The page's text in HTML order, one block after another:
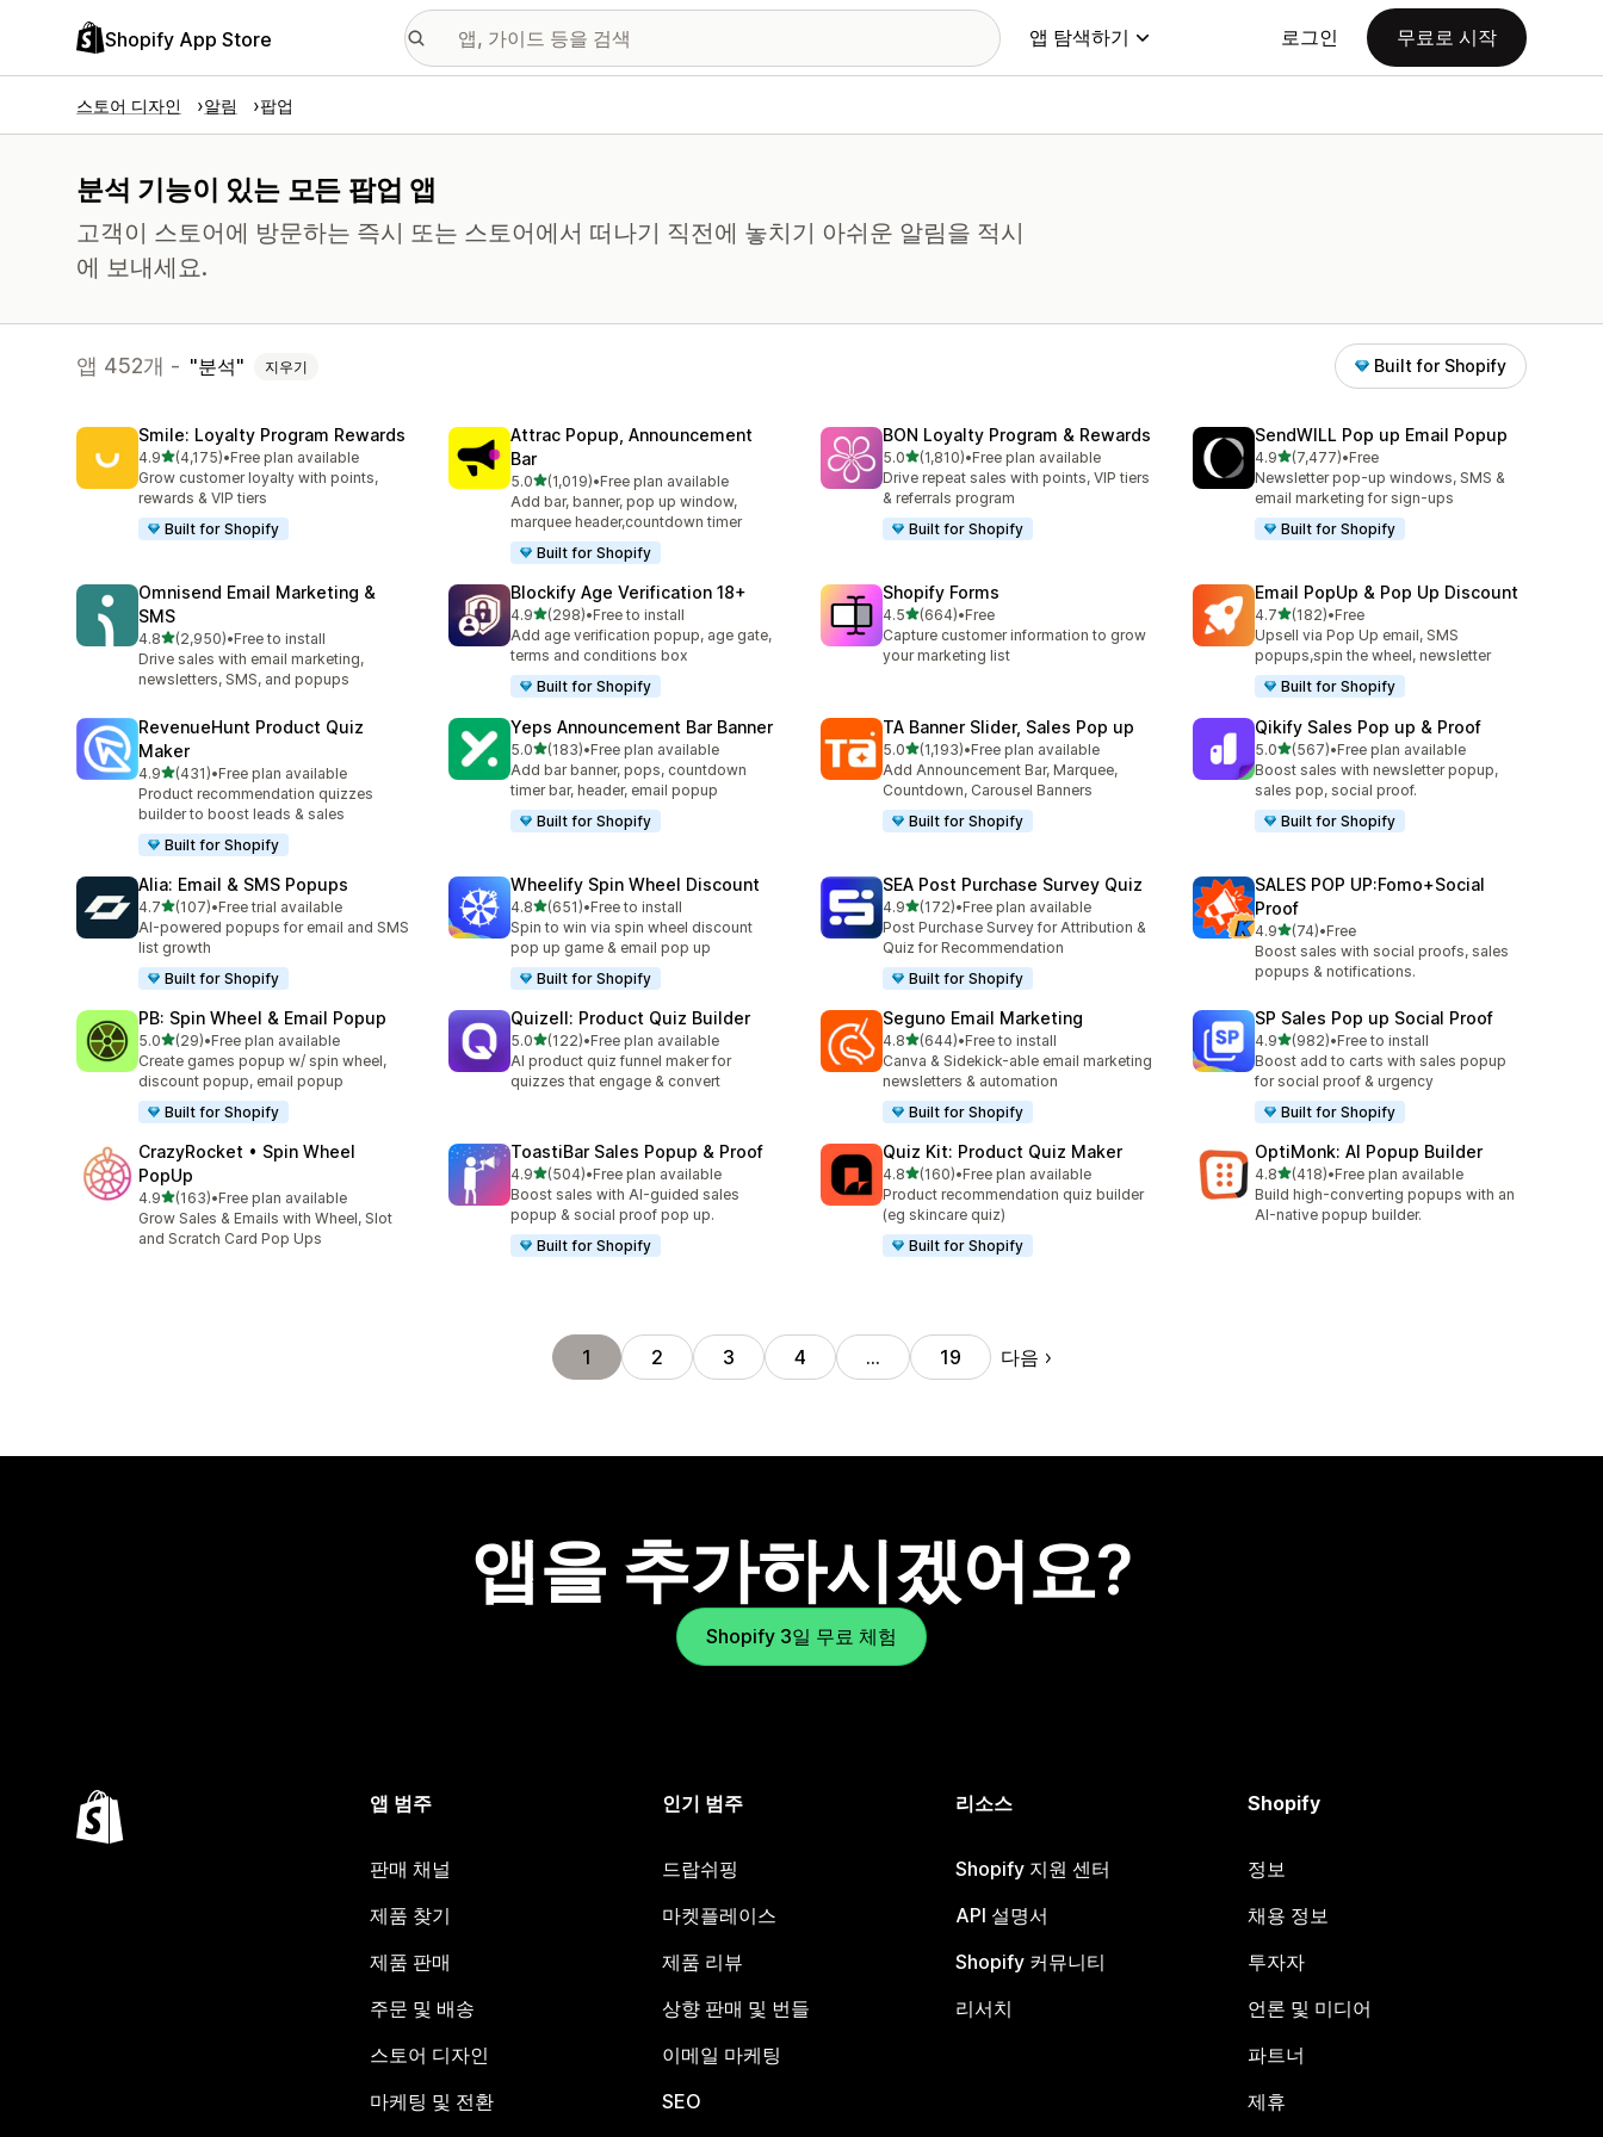
Shopify App Store 앱 탐색하기 로그인 무료로 시작
스토어 디자인 알림 팝업
분석 기능이 있는 모든 팝업 앱
고객이 스토어에 방문하는 즉시 또는 스토어에서 떠나기 직전에 놓치기 아쉬운 알림을 적시
에 보내세요.
앱 452개 - 분석 지우기 Built for Shopify
Smile: Loyalty Program Rewards
4.9별 5개 중
(4,175)
총 리뷰 4175개
•Free plan available
Grow customer loyalty with points,
rewards & VIP tiers
Built for Shopify
Attrac Popup, Announcement
Bar
5.0별 5개 중
(1,019)
총 리뷰 1019개
•Free plan available
Add bar, banner, pop up window,
marquee header,countdown timer
Built for Shopify
BON Loyalty Program & Rewards
5.0별 5개 중
(1,810)
총 리뷰 1810개
•Free plan available
Drive repeat sales with points, VIP tiers
& referrals program
Built for Shopify
SendWILL Pop up Email Popup
4.9별 5개 중
(7,477)
총 리뷰 7477개
•Free
Newsletter pop-up windows, SMS &
email marketing for sign-ups
Built for Shopify
Omnisend Email Marketing &
SMS
4.8별 5개 중
(2,950)
총 리뷰 2950개
•Free to install
Drive sales with email marketing,
newsletters, SMS, and popups
Blockify Age Verification 18+
4.9별 5개 중
(298)
총 리뷰 298개
•Free to install
Add age verification popup, age gate,
terms and conditions box
Built for Shopify
Shopify Forms
4.5별 5개 중
(664)
총 리뷰 664개
•Free
Capture customer information to grow
your marketing list
Email PopUp & Pop Up Discount
4.7별 5개 중
(182)
총 리뷰 182개
•Free
Upsell via Pop Up email, SMS
popups,spin the wheel, newsletter
Built for Shopify
RevenueHunt Product Quiz
Maker
4.9별 5개 중
(431)
총 리뷰 431개
•Free plan available
Product recommendation quizzes
builder to boost leads & sales
Built for Shopify
Yeps Announcement Bar Banner
5.0별 5개 중
(183)
총 리뷰 183개
•Free plan available
Add bar banner, pops, countdown
timer bar, header, email popup
Built for Shopify
TA Banner Slider, Sales Pop up
5.0별 5개 중
(1,193)
총 리뷰 1193개
•Free plan available
Add Announcement Bar, Marquee,
Countdown, Carousel Banners
Built for Shopify
Qikify Sales Pop up & Proof
5.0별 5개 중
(567)
총 리뷰 567개
•Free plan available
Boost sales with newsletter popup,
sales pop, social proof.
Built for Shopify
Alia: Email & SMS Popups
4.7별 5개 중
(107)
총 리뷰 107개
•Free trial available
AI-powered popups for email and SMS
list growth
Built for Shopify
Wheelify Spin Wheel Discount
4.8별 5개 중
(651)
총 리뷰 651개
•Free to install
Spin to win via spin wheel discount
pop up game & email pop up
Built for Shopify
SEA Post Purchase Survey Quiz
4.9별 5개 중
(172)
총 리뷰 172개
•Free plan available
Post Purchase Survey for Attribution &
Quiz for Recommendation
Built for Shopify
SALES POP UP:Fomo+Social
Proof
4.9별 5개 중
(74)
총 리뷰 74개
•Free
Boost sales with social proofs, sales
popups & notifications.
PB: Spin Wheel & Email Popup
5.0별 5개 중
(29)
총 리뷰 29개
•Free plan available
Create games popup w/ spin wheel,
discount popup, email popup
Built for Shopify
Quizell: Product Quiz Builder
5.0별 5개 중
(122)
총 리뷰 122개
•Free plan available
AI product quiz funnel maker for
quizzes that engage & convert
Seguno Email Marketing
4.8별 5개 중
(644)
총 리뷰 644개
•Free to install
Canva & Sidekick-able email marketing
newsletters & automation
Built for Shopify
SP Sales Pop up Social Proof
4.9별 5개 중
(982)
총 리뷰 982개
•Free to install
Boost add to carts with sales popup
for social proof & urgency
Built for Shopify
CrazyRocket • Spin Wheel
PopUp
4.9별 5개 중
(163)
총 리뷰 163개
•Free plan available
Grow Sales & Emails with Wheel, Slot
and Scratch Card Pop Ups
ToastiBar Sales Popup & Proof
4.9별 5개 중
(504)
총 리뷰 504개
•Free plan available
Boost sales with AI-guided sales
popup & social proof pop up.
Built for Shopify
Quiz Kit: Product Quiz Maker
4.8별 5개 중
(160)
총 리뷰 160개
•Free plan available
Product recommendation quiz builder
(eg skincare quiz)
Built for Shopify
OptiMonk: AI Popup Builder
4.8별 5개 중
(418)
총 리뷰 418개
•Free plan available
Build high-converting popups with an
AI-native popup builder.
1 2 3 4 … 19 다음
앱을 추가하시겠어요?
Shopify 3일 무료 체험
앱 범주
판매 채널
제품 찾기
제품 판매
주문 및 배송
스토어 디자인
마케팅 및 전환
인기 범주
드랍쉬핑
마켓플레이스
제품 리뷰
상향 판매 및 번들
이메일 마케팅
SEO
리소스
Shopify 지원 센터
API 설명서
Shopify 커뮤니티
리서치
Shopify
정보
채용 정보
투자자
언론 및 미디어
파트너
제휴